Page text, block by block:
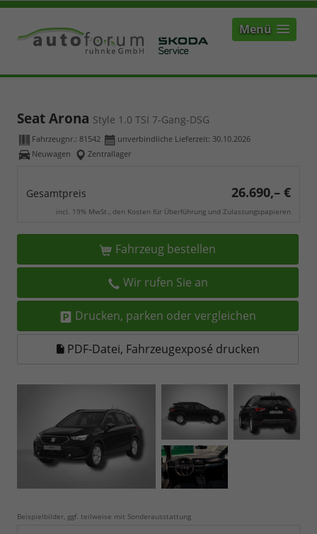
Menü
Seat Arona Style 1.0 TSI 7-Gang-DSG
Fahrzeugnr.: 81542 unverbindliche Lieferzeit: 30.10.2026
Neuwagen
Zentrallager
Gesamtpreis 26.690,– €
incl. 19% MwSt., den Kosten für Überführung und Zulassungspapieren
Fahrzeug bestellen
Wir rufen Sie an
Drucken, parken oder vergleichen
PDF-Datei, Fahrzeugexposé drucken
Beispielbilder, ggf. teilweise mit Sonderausstattung